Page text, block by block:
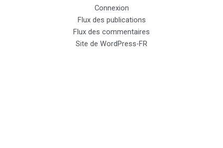
Connexion
Flux des publications
Flux des commentaires
Site de WordPress-FR